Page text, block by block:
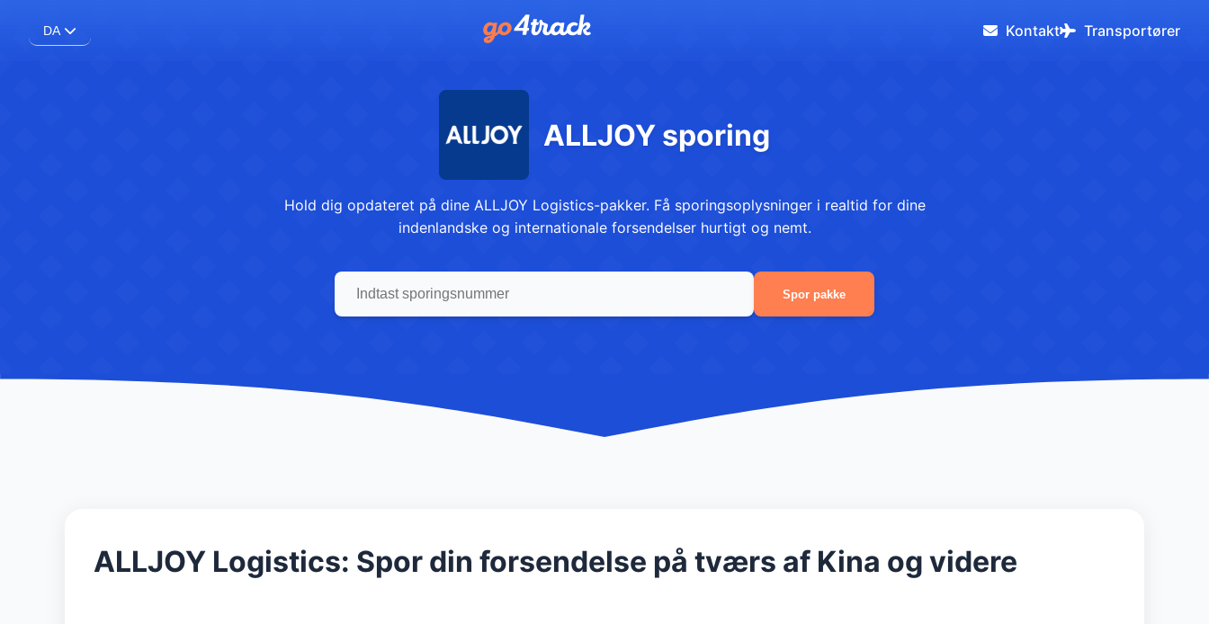
DA Kontakt Transportører
ALLJOY sporing
Hold dig opdateret på dine ALLJOY Logistics-pakker. Få sporingsoplysninger i realtid for dine
indenlandske og internationale forsendelser hurtigt og nemt.
Spor pakke
ALLJOY Logistics: Spor din forsendelse på tværs af Kina og videre